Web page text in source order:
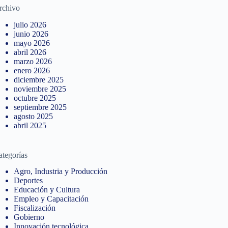
julio 2026
junio 2026
mayo 2026
abril 2026
marzo 2026
enero 2026
diciembre 2025
noviembre 2025
octubre 2025
septiembre 2025
agosto 2025
abril 2025
Agro, Industria y Producción
Deportes
Educación y Cultura
Empleo y Capacitación
Fiscalización
Gobierno